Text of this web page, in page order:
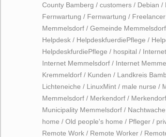
County Bamberg / customers / Debian /
Fernwartung / Fernwartung / Freelancer
Memmelsdorf / Gemeinde Memmelsdorf
Helpdesk / HelpdeskfuerdiePflege /
HelpdeskfurdiePflege / hospital /
Internet Memmelsdorf / Internet
Kremmeldorf / Kunden / Landkreis
Lichteneiche / LinuxMint / male nurse /
Memmelsdorf / Merkendorf / Merkendorf
Municipality Memmelsdorf / Nachtwache
home / Old people's home / Pfleger /
Remote Work / Remote Worker /